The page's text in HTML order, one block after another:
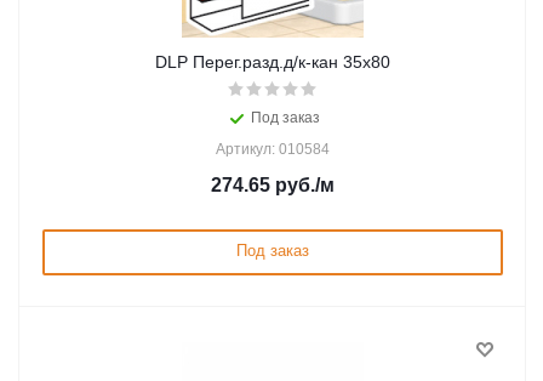
DLP Перег.разд.д/к-кан 35х80
Под заказ
Артикул: 010584
274.65 руб./м
Под заказ